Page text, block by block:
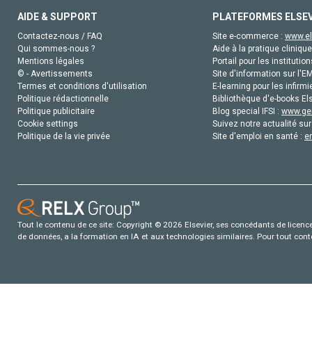
AIDE & SUPPORT
Contactez-nous / FAQ
Qui sommes-nous ?
Mentions légales
© - Avertissements
Termes et conditions d'utilisation
Politique rédactionnelle
Politique publicitaire
Cookie settings
Politique de la vie privée
PLATEFORMES
Site e-commerce :
Aide à la pratique
Portail pour les
Site d'information sur
E-learning pour les
Bibliothèque d'e-books
Blog special IFSI :
Suivez notre actualité
Site d'emploi en santé :
Tout le contenu de ce site: Copyright © 2026 Elsevier, ses concédants de
de données, a la formation en IA et aux technologies similaires. Pour tout